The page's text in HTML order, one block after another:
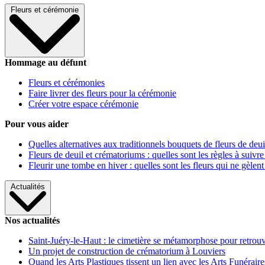
Fleurs et cérémonie
Hommage au défunt
Fleurs et cérémonies
Faire livrer des fleurs pour la cérémonie
Créer votre espace cérémonie
Pour vous aider
Quelles alternatives aux traditionnels bouquets de fleurs de
Fleurs de deuil et crématoriums : quelles sont les règles à
Fleurir une tombe en hiver : quelles sont les fleurs qui ne gèlent
Actualités
Nos actualités
Saint-Juéry-le-Haut : le cimetière se métamorphose pour
Un projet de construction de crématorium à Louviers
Quand les Arts Plastiques tissent un lien avec les Arts